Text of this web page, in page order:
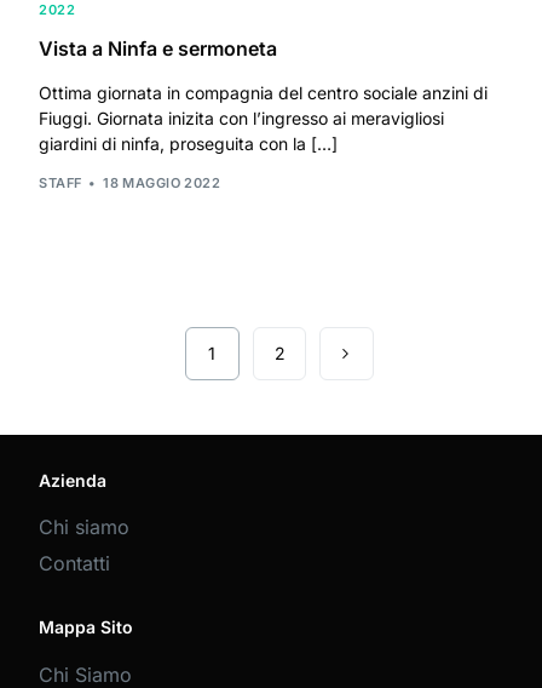
2022
Vista a Ninfa e sermoneta
Ottima giornata in compagnia del centro sociale anzini di
Fiuggi. Giornata inizita con l’ingresso ai meravigliosi
giardini di ninfa, proseguita con la […]
STAFF 18 MAGGIO 2022
1 2
Azienda
Chi siamo
Contatti
Mappa Sito
Chi Siamo